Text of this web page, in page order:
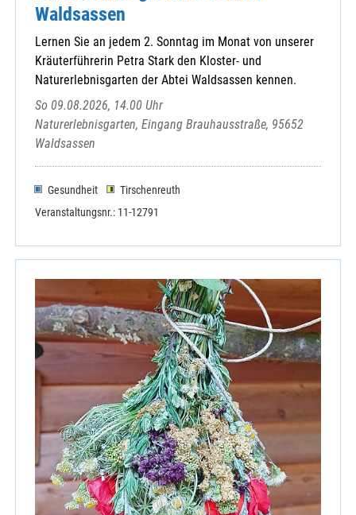
Waldsassen
Lernen Sie an jedem 2. Sonntag im Monat von unserer
Kräuterführerin Petra Stark den Kloster- und
Naturerlebnisgarten der Abtei Waldsassen kennen.
So 09.08.2026, 14.00 Uhr
Naturerlebnisgarten, Eingang Brauhausstraße, 95652
Waldsassen
Gesundheit
Tirschenreuth
Veranstaltungsnr.: 11-12791